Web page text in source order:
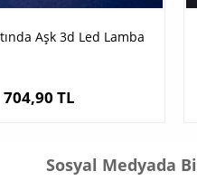
Aşk 3d Led Lamba
704,90 TL
Sosyal Medyada